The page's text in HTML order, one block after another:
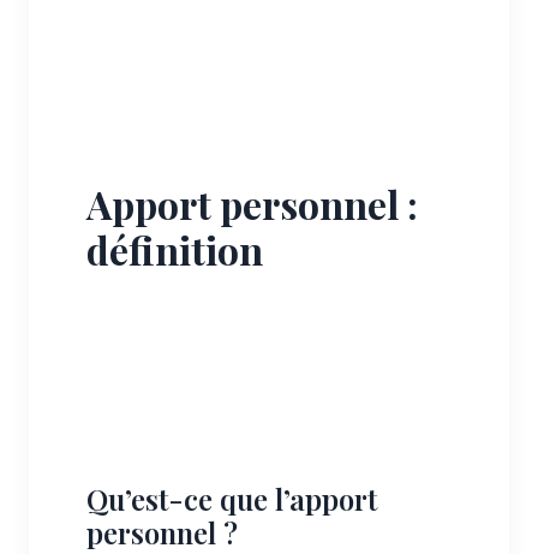
Apport personnel :
définition
Qu’est-ce que l’apport
personnel ?